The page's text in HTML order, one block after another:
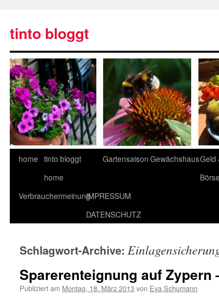
tinto bloggt
home tinto bloggt
home
GartensaisonGewächshausGeld
VerbrauchermeinungIMPRESSUM
DATENSCHUTZ
Schlagwort-Archive:
Sparerenteignung auf Zypern
Publiziert am Montag, 18. März 2013 von Eva Schumann